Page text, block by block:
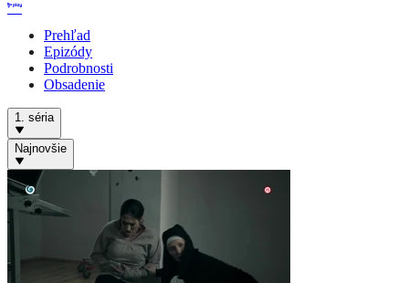
Prehľad
Epizódy
Podrobnosti
Obsadenie
1. séria
Najnovšie